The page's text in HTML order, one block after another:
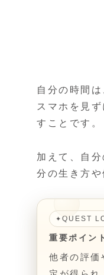
自分の時間
スマホを見
すことです。
加えて、自
分の生き方
✦ QUEST
重要ポイン
他者の評価